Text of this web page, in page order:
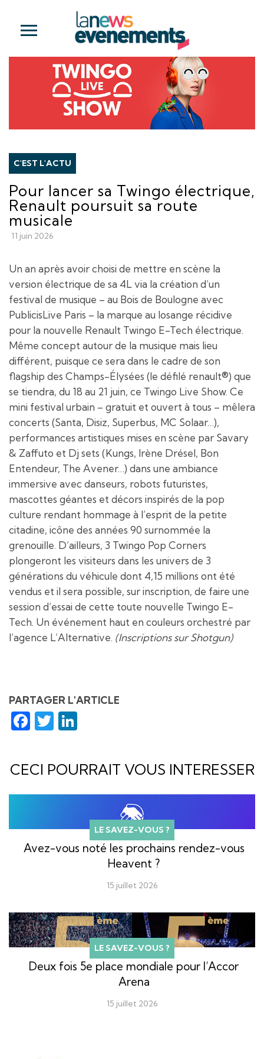
C'EST L'ACTU
Pour lancer sa Twingo électrique,
Renault poursuit sa route
musicale
11 juin 2026
Un an après avoir choisi de mettre en scène la
version électrique de sa 4L via la création d’un
festival de musique – au Bois de Boulogne avec
PublicisLive Paris – la marque au losange récidive
pour la nouvelle Renault Twingo E-Tech électrique.
Même concept autour de la musique mais lieu
différent, puisque ce sera dans le cadre de son
flagship des Champs-Élysées (le défilé renault®) que
se tiendra, du 18 au 21 juin, ce Twingo Live Show. Ce
mini festival urbain – gratuit et ouvert à tous – mêlera
concerts (Santa, Disiz, Superbus, MC Solaar…),
performances artistiques mises en scène par Savary
& Zaffuto et Dj sets (Kungs, Irène Drésel, Bon
Entendeur, The Avener…) dans une ambiance
immersive avec danseurs, robots futuristes,
mascottes géantes et décors inspirés de la pop
culture rendant hommage à l’esprit de la petite
citadine, icône des années 90 surnommée la
grenouille. D’ailleurs, 3 Twingo Pop Corners
plongeront les visiteurs dans les univers de 3
générations du véhicule dont 4,15 millions ont été
vendus et il sera possible, sur inscription, de faire une
session d’essai de cette toute nouvelle Twingo E-
Tech. Un événement haut en couleurs orchestré par
l’agence L’Alternative. (Inscriptions sur Shotgun)
PARTAGER L'ARTICLE
Facebook
Twitter
CECI POURRAIT VOUS INTERESSER
LE SAVEZ-VOUS ?
Avez-vous noté les prochains rendez-vous
Heavent ?
15 juillet 2026
LE SAVEZ-VOUS ?
Deux fois 5e place mondiale pour l’Accor
Arena
15 juillet 2026